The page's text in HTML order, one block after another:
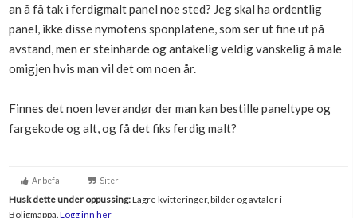
Boligmappa+
Få mer ut av Boligmappa
Nytt
an å få tak i ferdigmalt panel noe sted? Jeg skal ha ordentlig
panel, ikke disse nymotens sponplatene, som ser ut fine ut på
avstand, men er steinharde og antakelig veldig vanskelig å male
omigjen hvis man vil det om noen år.
Finnes det noen leverandør der man kan bestille paneltype og
fargekode og alt, og få det fiks ferdig malt?
Anbefal Siter
Husk dette under oppussing:Lagre kvitteringer, bilder og avtaler i
Boligmappa. Logg inn her